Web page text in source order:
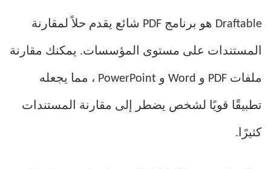
Draftable هو برنامج PDF شائع يقدم حلاً لمقارنة
المستندات على مستوى المؤسسات. يمكنك مقارنة
ملفات PDF و Word و PowerPoint ، مما يجعله
تطبيقًا قويًا لشخص يضطر إلى مقارنة المستندات
كثيرًا.